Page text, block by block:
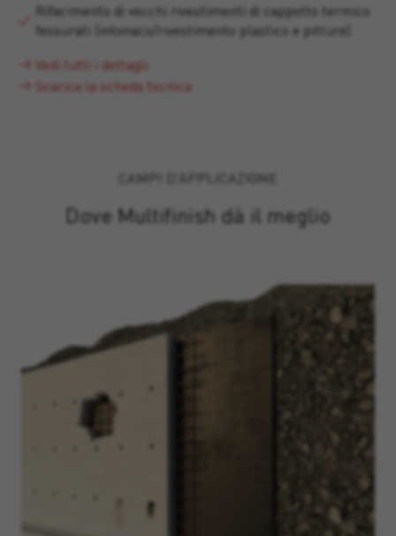
Rifacimento di vecchi rivestimenti di cappotto termico
fessurati (intonaco/rivestimento plastico e pitture).
Vedi tutti i dettagli
Scarica la scheda tecnica
CAMPI D’APPLICAZIONE
Dove Multifinish dà il meglio